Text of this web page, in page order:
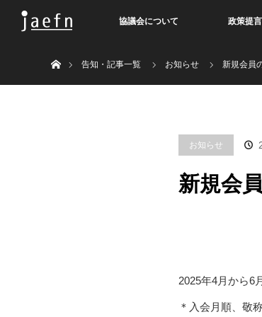
協議会について 政策提言
告知・記事一覧
お知らせ 新規会員
お知らせ
新規会
2025年4月から6
＊入会月順、敬